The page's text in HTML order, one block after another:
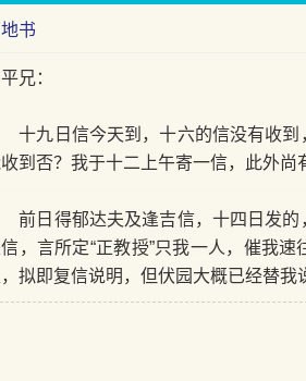
书
兄：
日信今天到，十六的信没有收到
到否？我于十二上午寄一信，此外尚
得郁达夫及逢吉信，十四日发的
，言所定“正教授”只我一人，催我
拟即复信说明，但伏园大概已经替